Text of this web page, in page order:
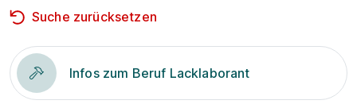
Suche zurücksetzen
Infos zum Beruf Lacklaborant